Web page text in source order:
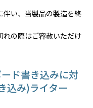
伴い、当製品の製造を終
れの際はご容赦いただけ
ド書き込みに対
込み)ライター